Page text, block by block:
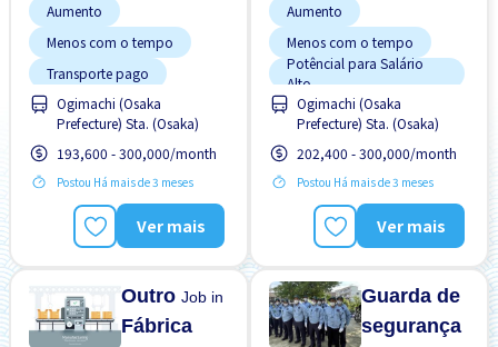
Aumento
Menos com o tempo
Transporte pago
Ogimachi (Osaka
Prefecture) Sta. (Osaka)
193,600 - 300,000/month
Postou Há mais de 3 meses
Ver mais
Aumento
Menos com o tempo
Potêncial para Salário
Alto
Preferência por Homens
Preferência por Mulheres
Sem experiência OK
Turno FDS
Ogimachi (Osaka
Prefecture) Sta. (Osaka)
202,400 - 300,000/month
Postou Há mais de 3 meses
Ver mais
OutroJob in
Fábrica
Guarda de
segurança